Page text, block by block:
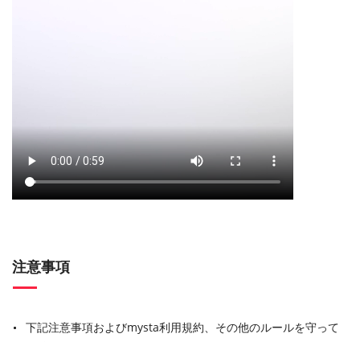
注意事項
下記注意事項およびmysta利用規約、その他のルールを守って